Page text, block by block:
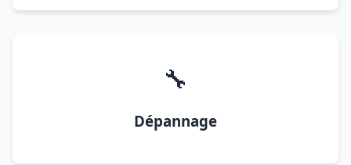
🔧
Dépannage